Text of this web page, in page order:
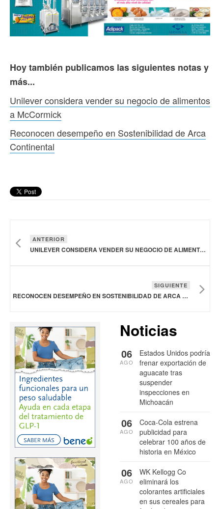
Hoy también publicamos las siguientes notas y
más...
Unilever considera vender su negocio de alimentos
a McCormick
Reconocen desempeño en Sostenibilidad de Arca
Continental
ANTERIOR
UNILEVER CONSIDERA VENDER SU NEGOCIO DE ALIMENTOS A MCCORMICK
SIGUIENTE
RECONOCEN DESEMPEÑO EN SOSTENIBILIDAD DE ARCA CONTINENTAL
Noticias
Estados Unidos podría
frenar exportación de
aguacate tras
suspender
inspecciones en
Michoacán
06
AGO
Coca-Cola estrena
publicidad para
celebrar 100 años de
historia en México
06
AGO
WK Kellogg Co
eliminará los
colorantes artificiales
en sus cereales para
06
AGO